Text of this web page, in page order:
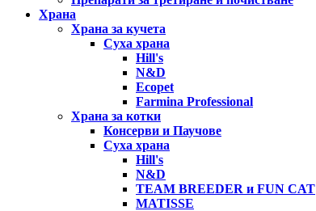
Храна
Храна за кучета
Суха храна
Hill's
N&D
Ecopet
Farmina Professional
Храна за котки
Консерви и Паучове
Суха храна
Hill's
N&D
TEAM BREEDER и FUN CAT
MATISSE